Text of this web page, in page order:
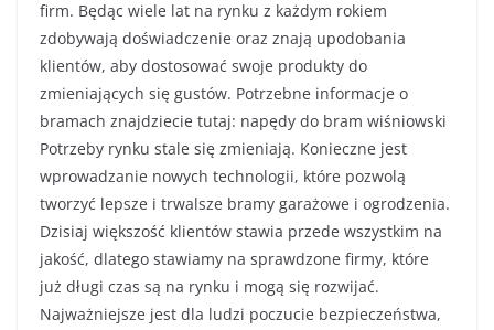
firm. Będąc wiele lat na rynku z każdym rokiem
zdobywają doświadczenie oraz znają upodobania
klientów, aby dostosować swoje produkty do
zmieniających się gustów. Potrzebne informacje o
bramach znajdziecie tutaj: napędy do bram wiśniowski
Potrzeby rynku stale się zmieniają. Konieczne jest
wprowadzanie nowych technologii, które pozwolą
tworzyć lepsze i trwalsze bramy garażowe i ogrodzenia.
Dzisiaj większość klientów stawia przede wszystkim na
jakość, dlatego stawiamy na sprawdzone firmy, które
już długi czas są na rynku i mogą się rozwijać.
Najważniejsze jest dla ludzi poczucie bezpieczeństwa,